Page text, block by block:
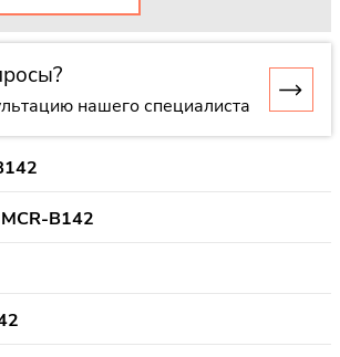
нашего специалиста
B142